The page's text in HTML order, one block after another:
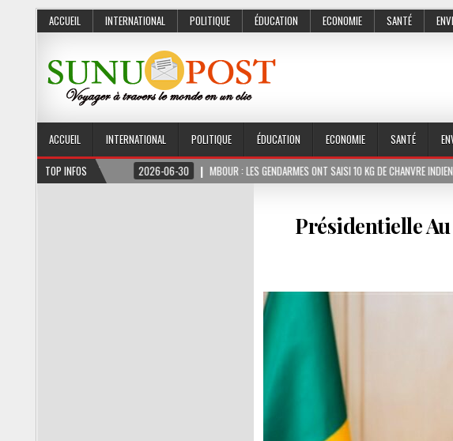
ACCUEIL INTERNATIONAL POLITIQUE ÉDUCATION ECONOMIE SANTÉ
ACCUEIL INTERNATIONAL POLITIQUE ÉDUCATION ECONOMIE SANTÉ
TOP INFOS2026-06-30 MBOUR : LES GENDARMES ONT SAISI 10 KG DE CHANVRE INDIEN DISSIMULÉS
Présidentielle